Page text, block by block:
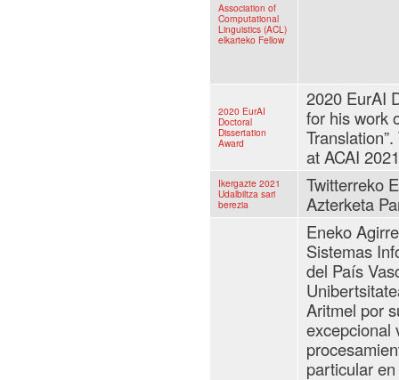
Association of
Computational
Linguistics (ACL)
elkarteko Fellow
2020 EurAI
Doctoral
Dissertation
Award
2020 EurAI
for his work
at ACAI 2021
Ikergazte 2021
Udalbiltza sari
berezia
Twitterreko
Azterketa
Eneko
Sistemas
del País
Aritmel por
excepcional
particular